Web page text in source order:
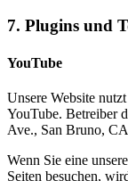
7. Plugins und
YouTube
Unsere Website
YouTube. Betreiber
Ave., San Bruno,
Wenn Sie eine
Seiten besuchen,